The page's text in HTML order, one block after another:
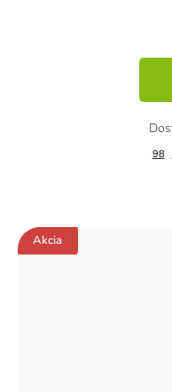
98
Akcia